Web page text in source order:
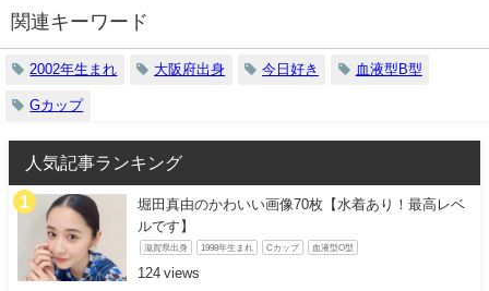
関連キーワード
2002年生まれ 大阪府出身 今日好き 血液型B型
Gカップ
人気記事ランキング
堀田真由のかわいい画像70枚【水着あり！最高レベ
ルです】
滋賀県出身 1998年生まれ Cカップ 血液型O型
124